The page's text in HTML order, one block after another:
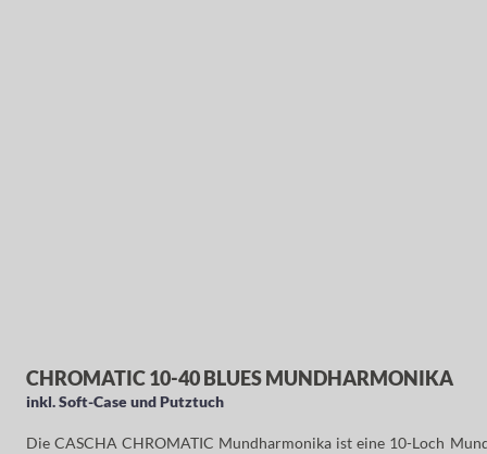
CHROMATIC 10-40 BLUES MUNDHARMONIKA
inkl. Soft-Case und Putztuch
Die CASCHA CHROMATIC Mundharmonika ist eine 10-Loch